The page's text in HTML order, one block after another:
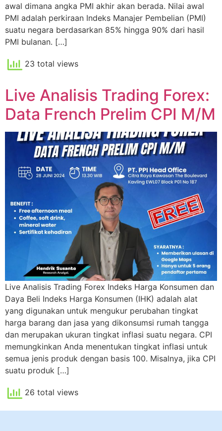
awal dimana angka PMI akhir akan berada. Nilai awal
PMI adalah perkiraan Indeks Manajer Pembelian (PMI)
suatu negara berdasarkan 85% hingga 90% dari hasil
PMI bulanan. […]
23 total views
Live Analisis Trading Forex:
Data French Prelim CPI M/M
Live Analisis Trading Forex Indeks Harga Konsumen dan
Daya Beli Indeks Harga Konsumen (IHK) adalah alat
yang digunakan untuk mengukur perubahan tingkat
harga barang dan jasa yang dikonsumsi rumah tangga
dan merupakan ukuran tingkat inflasi suatu negara. CPI
memungkinkan Anda menentukan tingkat inflasi untuk
semua jenis produk dengan basis 100. Misalnya, jika CPI
suatu produk […]
26 total views